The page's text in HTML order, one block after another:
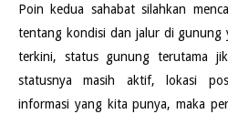
Poin kedua sahabat silahkan
tentang kondisi dan jalur di gunung
terkini, status gunung terutama
statusnya masih aktif, lokasi
informasi yang kita punya, maka